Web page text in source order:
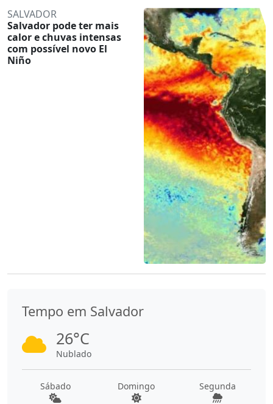
SALVADOR
Salvador pode ter mais
calor e chuvas intensas
com possível novo El
Niño
Tempo em Salvador
26°C
Nublado
Sábado Domingo Segunda